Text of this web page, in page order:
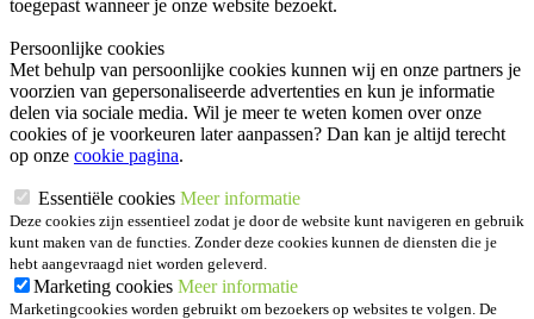
toegepast wanneer je onze website bezoekt.
Persoonlijke cookies
Met behulp van persoonlijke cookies kunnen wij en onze partners je
voorzien van gepersonaliseerde advertenties en kun je informatie
delen via sociale media. Wil je meer te weten komen over onze
cookies of je voorkeuren later aanpassen? Dan kan je altijd terecht
op onze cookie pagina.
Essentiële cookies Meer informatie
Deze cookies zijn essentieel zodat je door de website kunt navigeren en gebruik
kunt maken van de functies. Zonder deze cookies kunnen de diensten die je
hebt aangevraagd niet worden geleverd.
Marketing cookies Meer informatie
Marketingcookies worden gebruikt om bezoekers op websites te volgen. De